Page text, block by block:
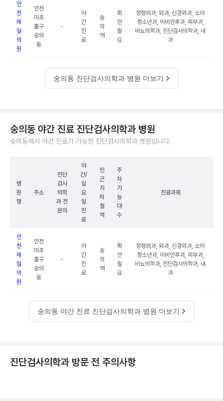
인
천
제
일
의
원
인천
미추
홀구
숭의
동
-
야
간
진
료
숭
의
역
확
인
필
요
정형외과, 외과, 신경외과, 소아
청소년과, 이비인후과, 피부과,
비뇨의학과, 진단검사의학과, 내
과
숭의동 진단검사의학과 병원 더보기
숭의동 야간 진료 진단검사의학과 병원
숭의동에서 야간 진료가 가능한 진단검사의학과 병원입니다.
병
원
명
주소
진단
검사
의학
과 전
문의
야
간/
일
요
일
진
료
인
근
지
하
철
역
주
차
가
능
대
수
진료과목
인
천
제
일
의
원
인천
미추
홀구
숭의
동
-
야
간
진
료
숭
의
역
확
인
필
요
정형외과, 외과, 신경외과, 소아
청소년과, 이비인후과, 피부과,
비뇨의학과, 진단검사의학과, 내
과
숭의동 야간 진료 진단검사의학과 병원 더보기
진단검사의학과 방문 전 주의사항